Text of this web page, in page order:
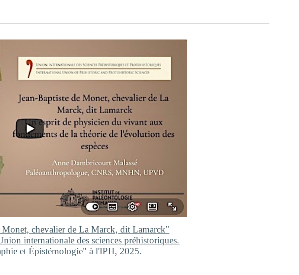
Monet, chevalier de La Marck, dit Lamarck"
internationale des sciences préhistoriques.
et Épistémologie" à l'IPH, 2025.